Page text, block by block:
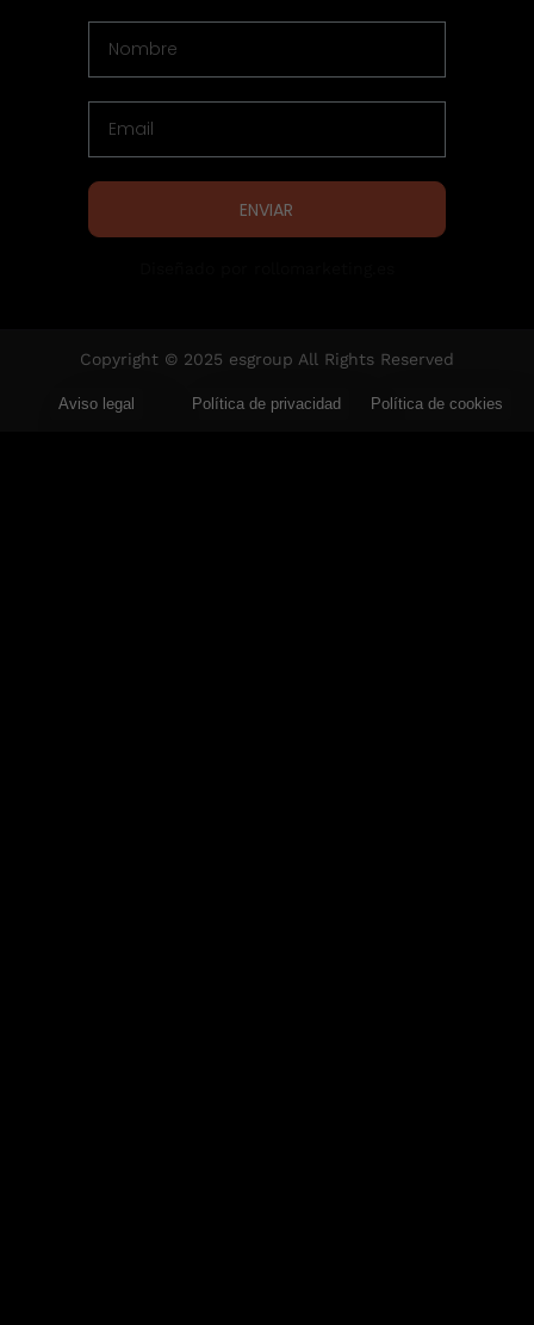
ENVIAR
Copyright © 2025 esgroup All Rights Reserved
Aviso legal Política de privacidad Política de cookies